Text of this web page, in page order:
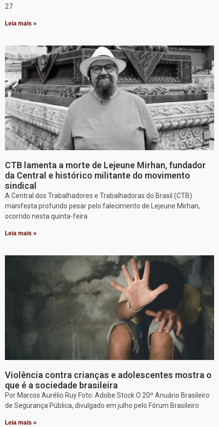
27
Leia mais »
CTB lamenta a morte de Lejeune Mirhan, fundador
da Central e histórico militante do movimento
sindical
A Central dos Trabalhadores e Trabalhadoras do Brasil (CTB)
manifesta profundo pesar pelo falecimento de Lejeune Mirhan,
ocorrido nesta quinta-feira
Leia mais »
Violência contra crianças e adolescentes mostra o
que é a sociedade brasileira
Por Marcos Aurélio Ruy Foto: Adobe Stock O 20º Anuário Brasileiro
de Segurança Pública, divulgado em julho pelo Fórum Brasileiro
Leia mais »